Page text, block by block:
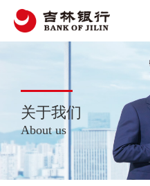
关于我们
About us